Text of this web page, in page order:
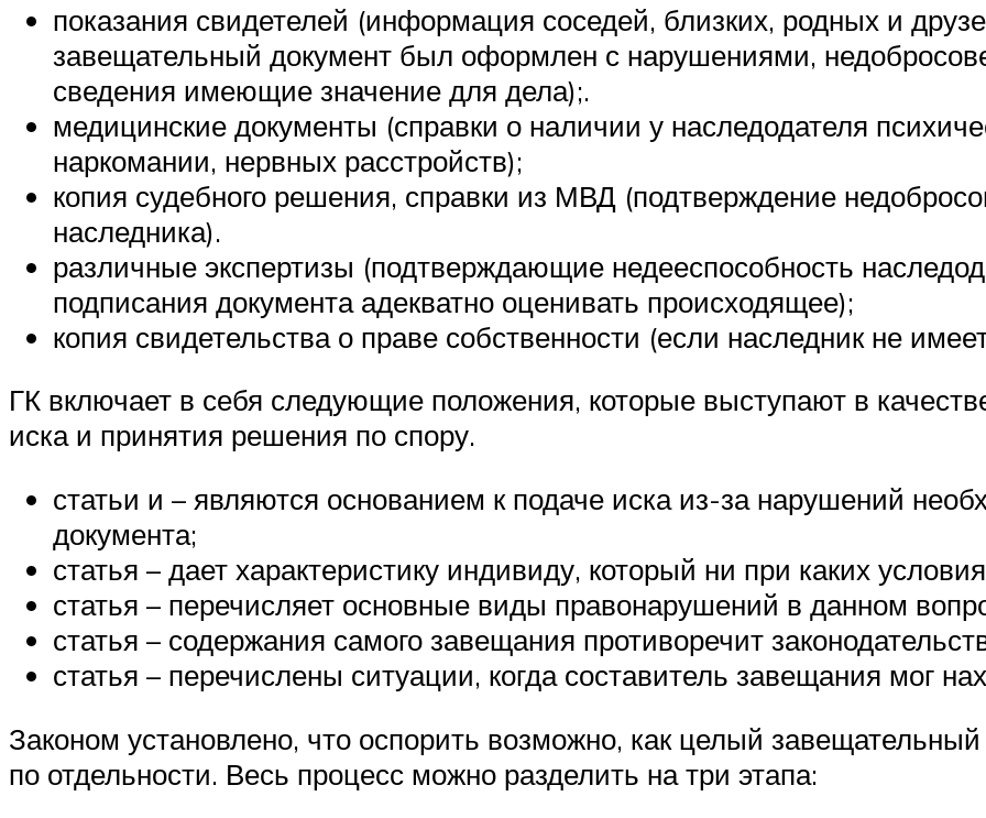
показания свидетелей (информация соседей, близких, родных и
завещательный документ был оформлен с нарушениями,
сведения имеющие значение для дела);.
медицинские документы (справки о наличии у наследодателя
наркомании, нервных расстройств);
копия судебного решения, справки из МВД (подтверждение
наследника).
различные экспертизы (подтверждающие недееспособность
подписания документа адекватно оценивать происходящее);
копия свидетельства о праве собственности (если наследник не
ГК включает в себя следующие положения, которые выступают в
иска и принятия решения по спору.
статьи и – являются основанием к подаче иска из-за нарушений
документа;
статья – дает характеристику индивиду, который ни при каких
статья – перечисляет основные виды правонарушений в данном
статья – содержания самого завещания противоречит
статья – перечислены ситуации, когда составитель завещания мог
Законом установлено, что оспорить возможно, как целый завещательный
по отдельности. Весь процесс можно разделить на три этапа: